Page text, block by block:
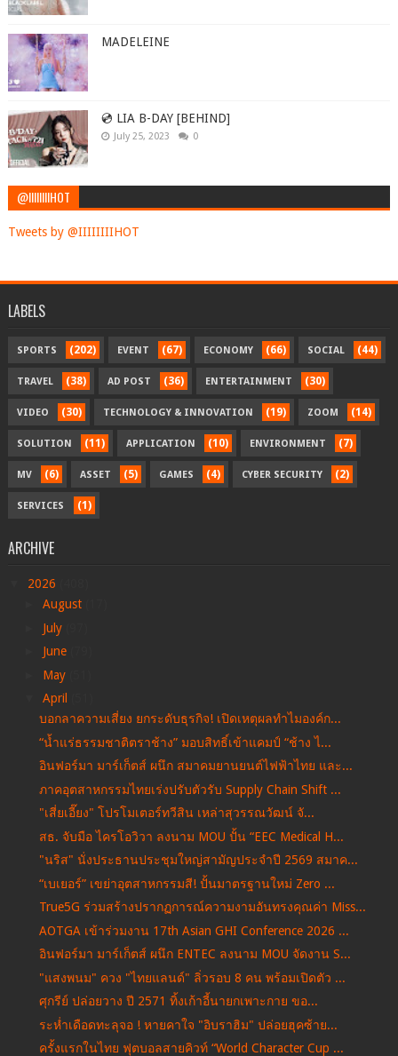
MADELEINE
💿 LIA B-DAY [BEHIND]
July 25, 2023 0
@IIIIIIIIHOT
Tweets by @IIIIIIIIHOT
LABELS
SPORTS (202) EVENT (67) ECONOMY (66) SOCIAL (44)
TRAVEL (38) AD POST (36) ENTERTAINMENT (30)
VIDEO (30) TECHNOLOGY & INNOVATION (19) ZOOM (14)
SOLUTION (11) APPLICATION (10) ENVIRONMENT (7)
MV (6) ASSET (5) GAMES (4) CYBER SECURITY (2)
SERVICES (1)
ARCHIVE
2026
August
July
June
May
April
บอกลาความเสี่ยง ยกระดับธุรกิจ! เปิดเหตุผลทำไมองค์ก...
“น้ำแร่ธรรมชาติตราช้าง” มอบสิทธิ์เข้าแคมป์ “ช้าง ไ...
อินฟอร์มา มาร์เก็ตส์ ผนึก สมาคมยานยนต์ไฟฟ้าไทย และ...
ภาคอุตสาหกรรมไทยเร่งปรับตัวรับ Supply Chain Shift ...
"เสี่ยเอี๊ยง" โปรโมเตอร์ทวีสิน เหล่าสุวรรณวัฒน์ จั...
สธ. จับมือ ไครโอวิวา ลงนาม MOU ปั้น “EEC Medical H...
"นริส" นั่งประธานประชุมใหญ่สามัญประจำปี 2569 สมาค...
“เบเยอร์” เขย่าอุตสาหกรรมสี! ปั้นมาตรฐานใหม่ Zero ...
True5G ร่วมสร้างปรากฏการณ์ความงามอันทรงคุณค่า Miss...
AOTGA เข้าร่วมงาน 17th Asian GHI Conference 2026 ...
อินฟอร์มา มาร์เก็ตส์ ผนึก ENTEC ลงนาม MOU จัดงาน S...
"แสงพนม" ควง "ไทยแลนด์" ลิ่วรอบ 8 คน พร้อมเปิดตัว ...
ศุกรีย์ ปล่อยวาง ปี 2571 ทิ้งเก้าอี้นายกเพาะกาย ขอ...
ระห่ำเดือดทะลุจอ ! หายคาใจ "อิบราฮิม" ปล่อยฮุคซ้าย...
ครั้งแรกในไทย ฟุตบอลสายคิวท์ “World Character Cup ...